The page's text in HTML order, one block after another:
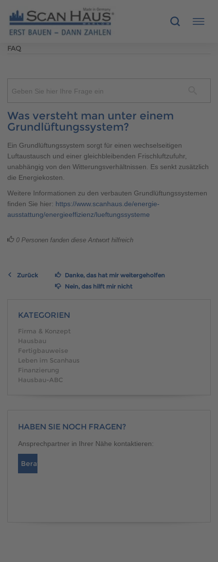
MUSTERHÄUSER
SCANHAUS-VORTEILE
ÜBER UNS
038221 4000
MUSTERHAUS FINDEN
FAQ
Geben Sie hier Ihre Frage ein
Was versteht man unter einem
Grundlüftungssystem?
Ein Grundlüftungssystem sorgt für einen wechselseitigen
Luftaustausch und einer gleichbleibenden Frischluftzufuhr,
unabhängig von den Witterungsverhältnissen. Es senkt zusätzlich
die Energiekosten.
Weitere Informationen zu den verbauten Grundlüftungssystemen
finden Sie hier: https://www.scanhaus.de/energie-
ausstattung/energieeffizienz/lueftungssysteme
0 Personen fanden diese Antwort hilfreich
Zurück
Danke, das hat mir weitergeholfen
Nein, das hilft mir nicht
KATEGORIEN
Firma & Konzept
Hausbau
Fertigbauweise
Leben im Scanhaus
Finanzierung
Hausbau-ABC
HABEN SIE NOCH FRAGEN?
Ansprechpartner in Ihrer Nähe kontaktieren:
Berater finden